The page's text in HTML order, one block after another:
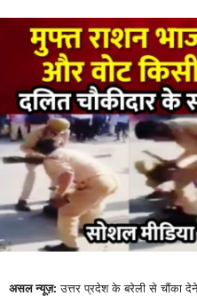
असल न्यूज़: उत्तर प्रदेश के बरेली से चौंका देने